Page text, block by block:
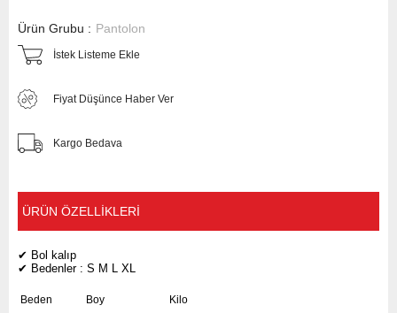
Ürün Grubu : Pantolon
İstek Listeme Ekle
Fiyat Düşünce Haber Ver
Kargo Bedava
ÜRÜN ÖZELLIKLERI
✔ Bol kalıp
✔ Bedenler : S M L XL
Beden Boy
Kilo